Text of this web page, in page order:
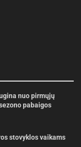
nuo pirmųjų
pabaigos
stovyklos vaikams